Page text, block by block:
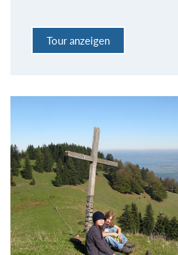
Tour anzeigen